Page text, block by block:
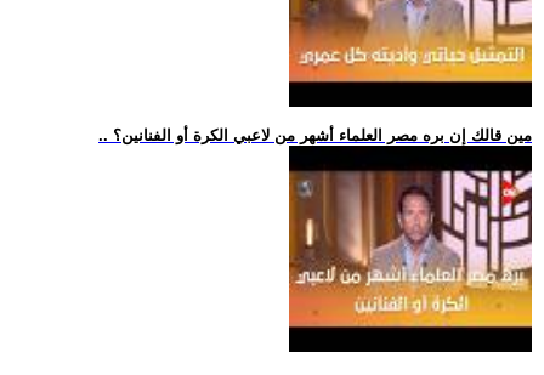
.. مين قالك إن بره مصر العلماء أشهر من لاعبي الكرة أو الفنانين؟